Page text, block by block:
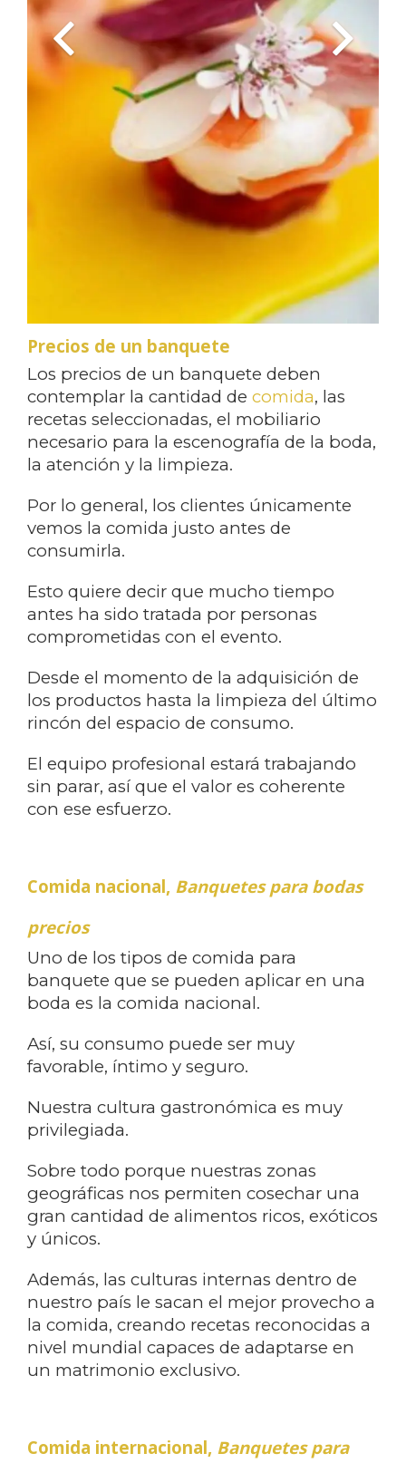
Precios de un banquete
Los precios de un banquete deben
contemplar la cantidad de comida, las
recetas seleccionadas, el mobiliario
necesario para la escenografía de la boda,
la atención y la limpieza.
Por lo general, los clientes únicamente
vemos la comida justo antes de
consumirla.
Esto quiere decir que mucho tiempo
antes ha sido tratada por personas
comprometidas con el evento.
Desde el momento de la adquisición de
los productos hasta la limpieza del último
rincón del espacio de consumo.
El equipo profesional estará trabajando
sin parar, así que el valor es coherente
con ese esfuerzo.
Comida nacional, Banquetes para bodas
precios
Uno de los tipos de comida para
banquete que se pueden aplicar en una
boda es la comida nacional.
Así, su consumo puede ser muy
favorable, íntimo y seguro.
Nuestra cultura gastronómica es muy
privilegiada.
Sobre todo porque nuestras zonas
geográficas nos permiten cosechar una
gran cantidad de alimentos ricos, exóticos
y únicos.
Además, las culturas internas dentro de
nuestro país le sacan el mejor provecho a
la comida, creando recetas reconocidas a
nivel mundial capaces de adaptarse en
un matrimonio exclusivo.
Comida internacional, Banquetes para